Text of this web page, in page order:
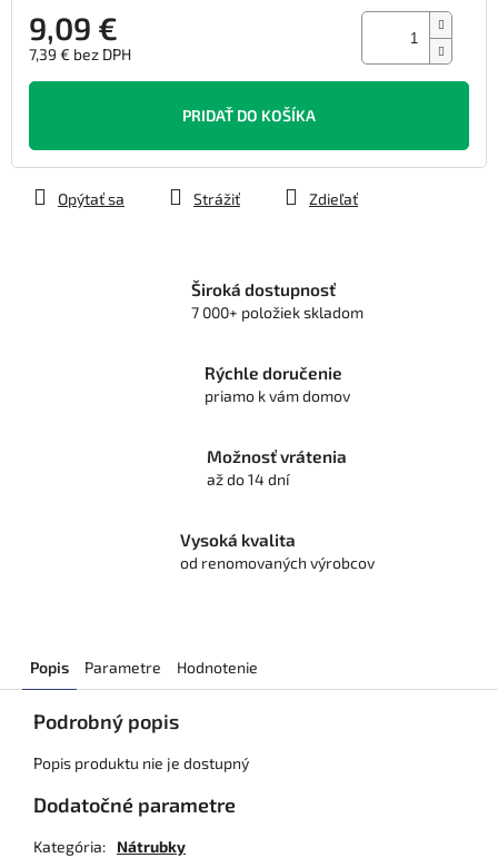
9,09 €
7,39 € bez DPH
Jednotková
PRIDAŤ DO KOŠÍKA
Opýtať sa Strážiť Zdieľať
Široká dostupnosť
7 000+ položiek skladom
Rýchle doručenie
priamo k vám domov
Možnosť vrátenia
až do 14 dní
Vysoká kvalita
od renomovaných výrobcov
Popis Parametre Hodnotenie
Podrobný popis
Popis produktu nie je dostupný
Dodatočné parametre
Kategória:
Nátrubky